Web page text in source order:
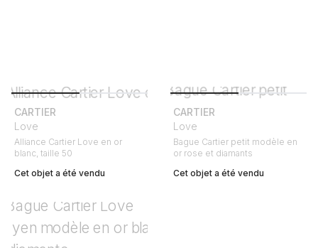
CARTIER
Love
Alliance Cartier Love en or
blanc, taille 50
Cet objet a été vendu
CARTIER
Love
Bague Cartier petit modèle en
or rose et diamants
Cet objet a été vendu